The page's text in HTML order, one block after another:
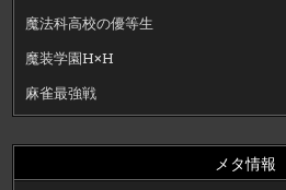
魔法科高校の優等生
魔装学園H×H
麻雀最強戦
メタ情報